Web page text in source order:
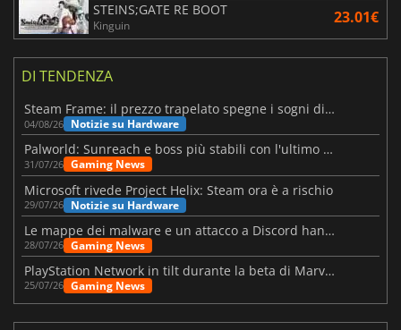
STEINS;GATE RE BOOT
Kinguin 23.01€
DI TENDENZA
Steam Frame: il prezzo trapelato spegne i sogni di un VR economico
04/08/26 Notizie su Hardware
Palworld: Sunreach e boss più stabili con l'ultimo update
31/07/26 Gaming News
Microsoft rivede Project Helix: Steam ora è a rischio
29/07/26 Notizie su Hardware
Le mappe dei malware e un attacco a Discord hanno colpito Meccha Chameleon
28/07/26 Gaming News
PlayStation Network in tilt durante la beta di Marvel Tōkon
25/07/26 Gaming News